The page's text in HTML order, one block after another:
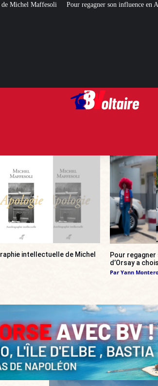
regagner son influence en Afrique, le Quai
intellectuelle de Michel
Pour regagner
d’Orsay a
Par Yann